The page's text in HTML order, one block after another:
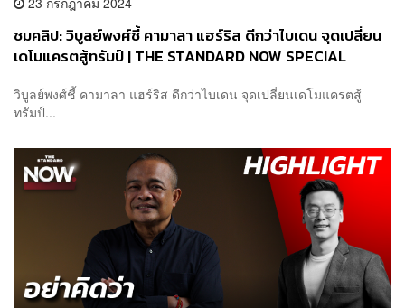
ชมคลิป: วิบูลย์พงศ์ชี้ คามาลา แฮร์ริส ดีกว่าไบเดน จุดเปลี่ยน
เดโมแครตสู้ทรัมป์ | THE STANDARD NOW SPECIAL
วิบูลย์พงศ์ชี้ คามาลา แฮร์ริส ดีกว่าไบเดน จุดเปลี่ยนเดโมแครตสู้
ทรัมป์...